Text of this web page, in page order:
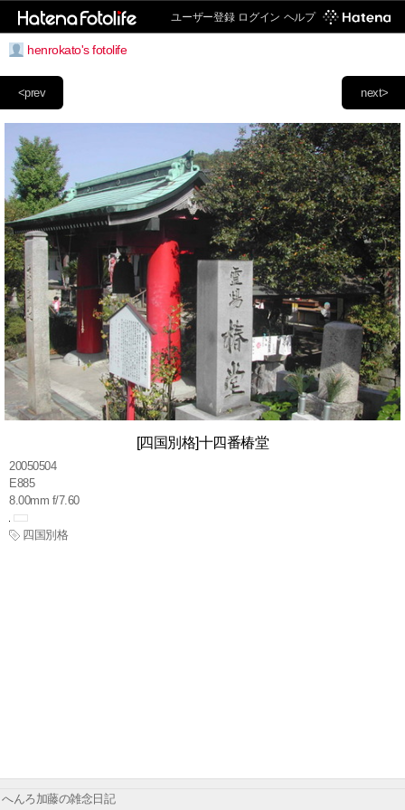
ユーザー登録 ログイン ヘルプ
henrokato's fotolife
next>
<prev
[四国別格]十四番椿堂
20050504
E885
8.00mm f/7.60
四国別格
へんろ加藤の雑念日記